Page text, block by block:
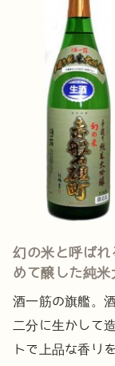
幻の米と呼ばれ
めて醸した純米
酒一筋の旗艦。
二分に生かして
トで上品な香り